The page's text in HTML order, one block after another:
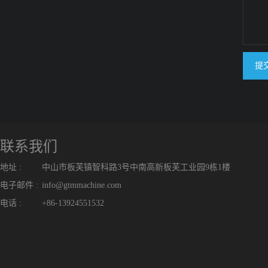
提
联系我们
地址 :
中山市板芙镇智科路3号中南高新板芙工业园9栋1楼
电子邮件 : info@gtmmachine.com
电话 :
+86-13924551532